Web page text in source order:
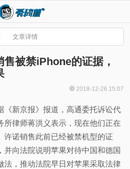
文章详情
被禁iPhone的证据，
2018-12-26 15:07
《新京报》报道，高通委托诉讼代
所律师蒋洪义表示，现在他们正在
许诺销售此前已经被禁机型的证
并向法院说明苹果对待中国和德国
法，推动法院早日对苹果采取法律